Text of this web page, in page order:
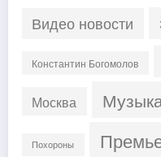
Видео новости
Константин Богомолов
Москва
Похороны